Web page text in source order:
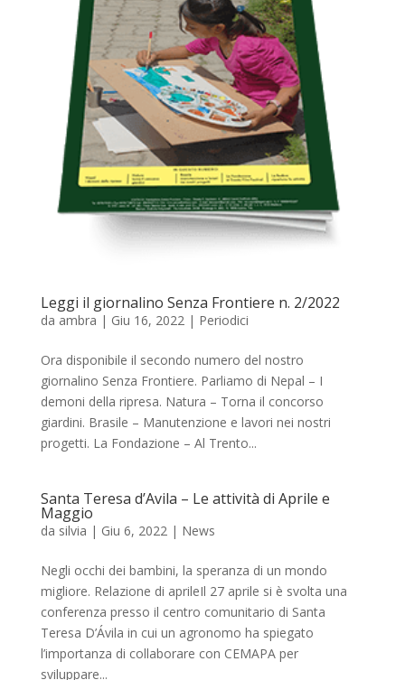
Leggi il giornalino Senza Frontiere n. 2/2022
da ambra | Giu 16, 2022| Periodici
Ora disponibile il secondo numero del nostro
giornalino Senza Frontiere. Parliamo di Nepal – I
demoni della ripresa. Natura – Torna il concorso
giardini. Brasile – Manutenzione e lavori nei nostri
progetti. La Fondazione – Al Trento...
Santa Teresa d’Avila – Le attività di Aprile e
Maggio
da silvia | Giu 6, 2022| News
Negli occhi dei bambini, la speranza di un mondo
migliore. Relazione di aprileIl 27 aprile si è svolta una
conferenza presso il centro comunitario di Santa
Teresa D’Ávila in cui un agronomo ha spiegato
l’importanza di collaborare con CEMAPA per
sviluppare...